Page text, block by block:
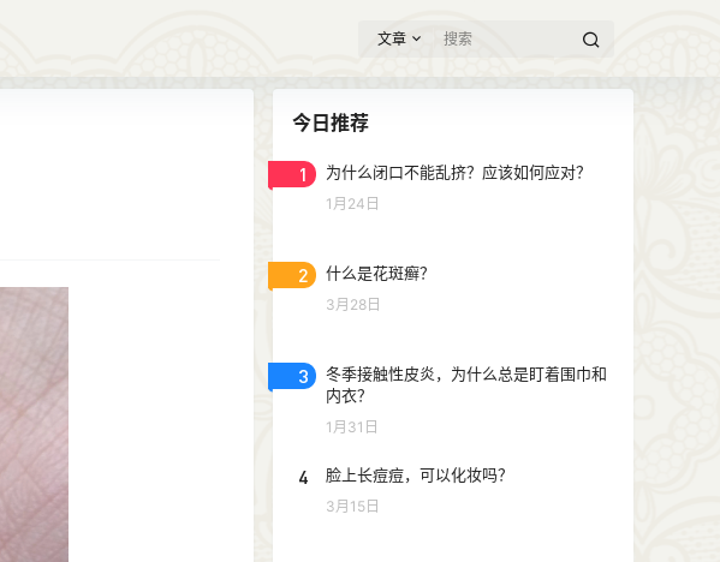
文章
今日推荐
1 为什么闭口不能乱挤？应该如何应对？
1月24日
2 什么是花斑癣？
3月28日
3
冬季接触性皮炎，为什么总是盯着围巾和
内衣？
1月31日
4 脸上长痘痘，可以化妆吗？
3月15日